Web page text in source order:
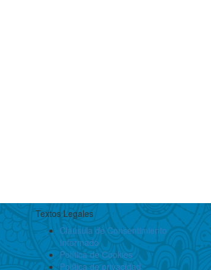
Textos Legales
Claúsula de Consentimiento
Informado
Política de Cookies
Política de privacidad